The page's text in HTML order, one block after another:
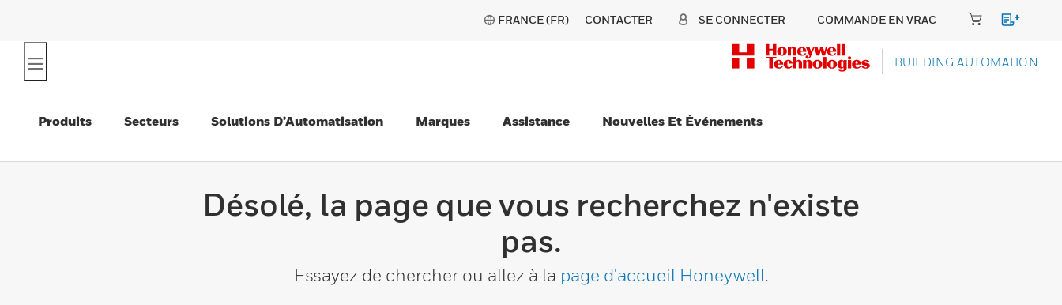
FRANCE (FR) CONTACTER SE CONNECTER COMMANDE EN VRAC
BUILDING AUTOMATION
Produits Secteurs Solutions D’Automatisation Marques Assistance Nouvelles Et Événements
Désolé, la page que vous recherchez n'existe
pas.
Essayez de chercher ou allez à la page d'accueil Honeywell.